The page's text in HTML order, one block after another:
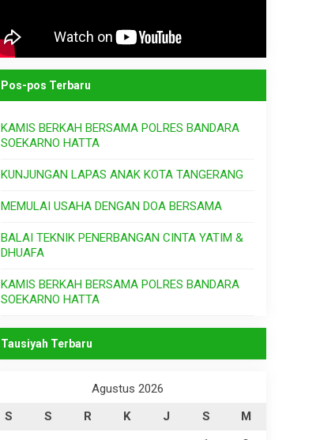
Pos-pos Terbaru
KAMIS BERKAH BERSAMA POLRES BANDARA
SOEKARNO HATTA
KUNJUNGAN LAPAS ANAK KOTA TANGERANG
MEMULAI USAHA DENGAN DOA BERSAMA
BALAI TEKNIK PENERBANGAN CINTA YATIM &
DHUAFA
KAMIS BERKAH BERSAMA POLRES BANDARA
SOEKARNO HATTA
Tausiyah Terbaru
Agustus 2026
S
S R K J S
M